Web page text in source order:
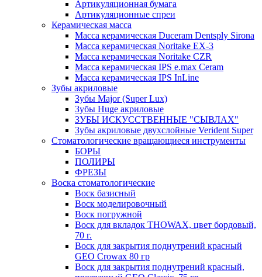
Артикуляционная бумага
Артикуляционные спреи
Керамическая масса
Масса керамическая Duceram Dentsply Sirona
Масса керамическая Noritake EX-3
Масса керамическая Noritake CZR
Масса керамическая IPS e.max Ceram
Масса керамическая IPS InLine
Зубы акриловые
Зубы Major (Super Lux)
Зубы Huge акриловые
ЗУБЫ ИСКУССТВЕННЫЕ "СЫВЛАХ"
Зубы акриловые двухслойные Verident Super
Стоматологические вращающиеся инструменты
БОРЫ
ПОЛИРЫ
ФРЕЗЫ
Воска стоматологические
Воск базисный
Воск моделировочный
Воск погружной
Воск для вкладок THOWAX, цвет бордовый,
70 г.
Воск для закрытия поднутрений красный
GEO Crowax 80 гр
Воск для закрытия поднутрений красный,